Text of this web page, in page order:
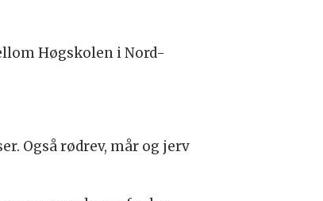
Høgskolen i Nord-
Også rødrev, mår og jerv